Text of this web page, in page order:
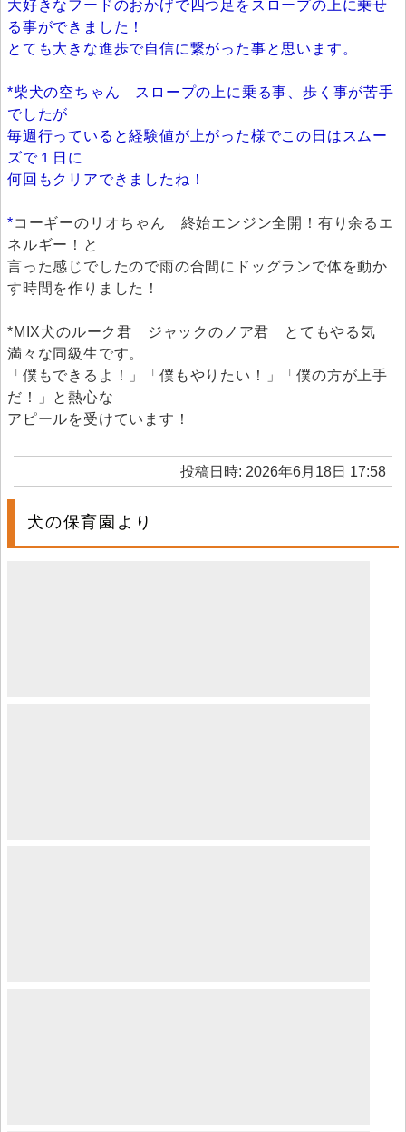
大好きなフードのおかげで四つ足をスロープの上に乗せ
る事ができました！
とても大きな進歩で自信に繋がった事と思います。
*柴犬の空ちゃん スロープの上に乗る事、歩く事が苦手
でしたが
毎週行っていると経験値が上がった様でこの日はスムー
ズで１日に
何回もクリアできましたね！
*コーギーのリオちゃん 終始エンジン全開！有り余るエ
ネルギー！と
言った感じでしたので雨の合間にドッグランで体を動か
す時間を作りました！
*MIX犬のルーク君 ジャックのノア君 とてもやる気
満々な同級生です。
「僕もできるよ！」「僕もやりたい！」「僕の方が上手
だ！」と熱心な
アピールを受けています！
投稿日時: 2026年6月18日 17:58
犬の保育園より